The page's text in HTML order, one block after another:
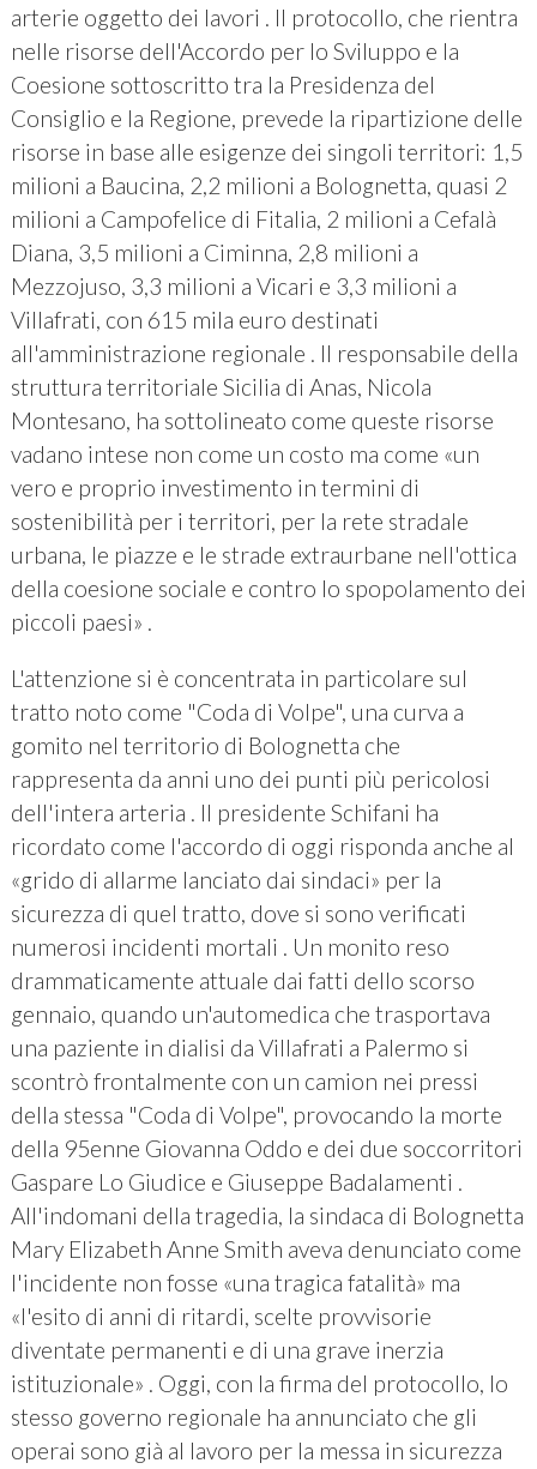
arterie oggetto dei lavori . Il protocollo, che rientra
nelle risorse dell'Accordo per lo Sviluppo e la
Coesione sottoscritto tra la Presidenza del
Consiglio e la Regione, prevede la ripartizione delle
risorse in base alle esigenze dei singoli territori: 1,5
milioni a Baucina, 2,2 milioni a Bolognetta, quasi 2
milioni a Campofelice di Fitalia, 2 milioni a Cefalà
Diana, 3,5 milioni a Ciminna, 2,8 milioni a
Mezzojuso, 3,3 milioni a Vicari e 3,3 milioni a
Villafrati, con 615 mila euro destinati
all'amministrazione regionale . Il responsabile della
struttura territoriale Sicilia di Anas, Nicola
Montesano, ha sottolineato come queste risorse
vadano intese non come un costo ma come «un
vero e proprio investimento in termini di
sostenibilità per i territori, per la rete stradale
urbana, le piazze e le strade extraurbane nell'ottica
della coesione sociale e contro lo spopolamento dei
piccoli paesi» .
L'attenzione si è concentrata in particolare sul
tratto noto come "Coda di Volpe", una curva a
gomito nel territorio di Bolognetta che
rappresenta da anni uno dei punti più pericolosi
dell'intera arteria . Il presidente Schifani ha
ricordato come l'accordo di oggi risponda anche al
«grido di allarme lanciato dai sindaci» per la
sicurezza di quel tratto, dove si sono verificati
numerosi incidenti mortali . Un monito reso
drammaticamente attuale dai fatti dello scorso
gennaio, quando un'automedica che trasportava
una paziente in dialisi da Villafrati a Palermo si
scontrò frontalmente con un camion nei pressi
della stessa "Coda di Volpe", provocando la morte
della 95enne Giovanna Oddo e dei due soccorritori
Gaspare Lo Giudice e Giuseppe Badalamenti .
All'indomani della tragedia, la sindaca di Bolognetta
Mary Elizabeth Anne Smith aveva denunciato come
l'incidente non fosse «una tragica fatalità» ma
«l'esito di anni di ritardi, scelte provvisorie
diventate permanenti e di una grave inerzia
istituzionale» . Oggi, con la firma del protocollo, lo
stesso governo regionale ha annunciato che gli
operai sono già al lavoro per la messa in sicurezza